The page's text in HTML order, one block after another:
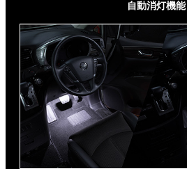
自動消灯機能